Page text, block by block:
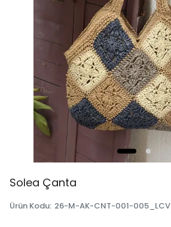
Solea Çanta
Ürün Kodu: 26-M-AK-CNT-001-005_LCV